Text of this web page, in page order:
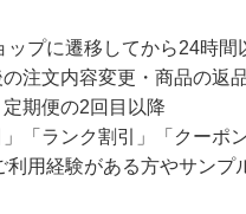
プに遷移してから24時間
注文内容変更・商品の返
期便の2回目以降
「ランク割引」「クーポ
用経験がある方やサンプ